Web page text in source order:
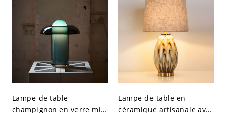
Lampe de table
champignon en verre mi-
Lampe de table en
céramique artisanale avec